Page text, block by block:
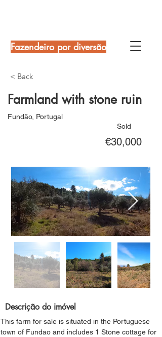
Fazendeiro por diversão
< Back
Farmland with stone ruin
Fundão, Portugal
Sold
€30,000
Descrição do imóvel
This farm for sale is situated in the Portuguese
town of Fundao and includes 1 Stone cottage for